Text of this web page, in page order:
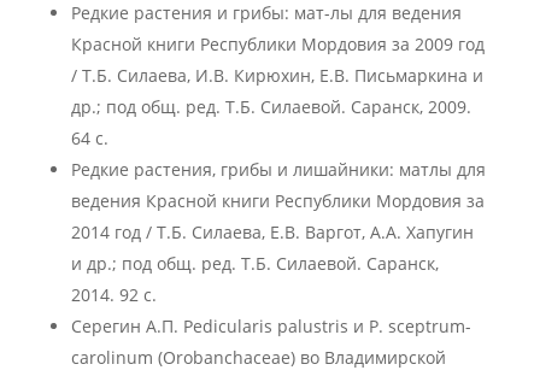
Редкие растения и грибы: мат-лы для ведения
Красной книги Республики Мордовия за 2009 год
/ Т.Б. Силаева, И.В. Кирюхин, Е.В. Письмаркина и
др.; под общ. ред. Т.Б. Силаевой. Саранск, 2009.
64 с.
Редкие растения, грибы и лишайники: матлы для
ведения Красной книги Республики Мордовия за
2014 год / Т.Б. Силаева, Е.В. Варгот, А.А. Хапугин
и др.; под общ. ред. Т.Б. Силаевой. Саранск,
2014. 92 c.
Серегин А.П. Pedicularis palustris и P. sceptrum-
carolinum (Orobanchaceae) во Владимирской